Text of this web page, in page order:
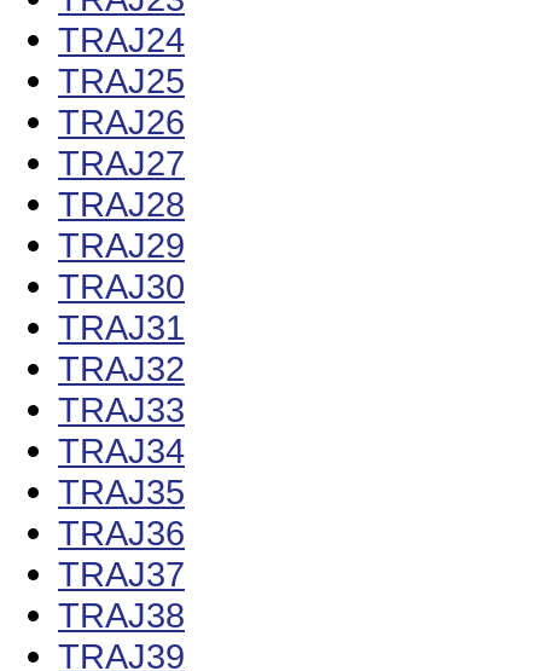
TRAJ24
TRAJ25
TRAJ26
TRAJ27
TRAJ28
TRAJ29
TRAJ30
TRAJ31
TRAJ32
TRAJ33
TRAJ34
TRAJ35
TRAJ36
TRAJ37
TRAJ38
TRAJ39